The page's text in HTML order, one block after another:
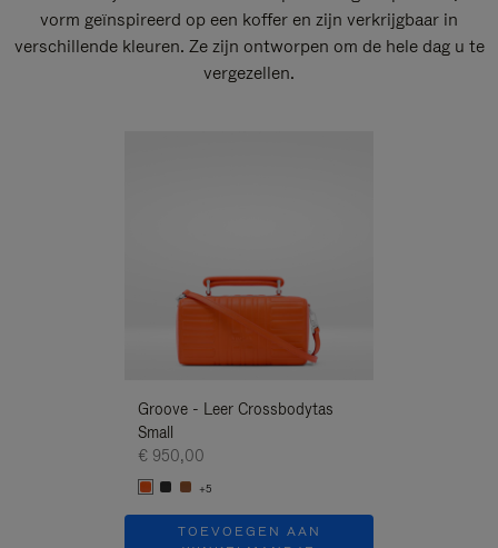
vorm geïnspireerd op een koffer en zijn verkrijgbaar in
verschillende kleuren. Ze zijn ontworpen om de hele dag u te
vergezellen.
Groove - Leer Crossbodytas
Small
€ 950,00
+5
TOEVOEGEN AAN